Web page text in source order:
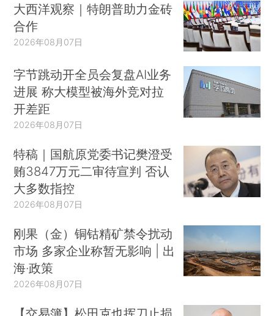
大西洋观察｜特朗普助力金砖
合作
2026年08月07日
字节跳动开全员会复盘AI业务
进展 称大模型被海外竞对拉
开差距
2026年08月07日
特稿｜国航原党委书记樊澄受
贿3847万元二审待宣判 否认
大多数指控
2026年08月07日
刚果（金）铜钴精矿禁令扰动
市场 多家企业称暂无影响 | 出
海·政策
2026年08月07日